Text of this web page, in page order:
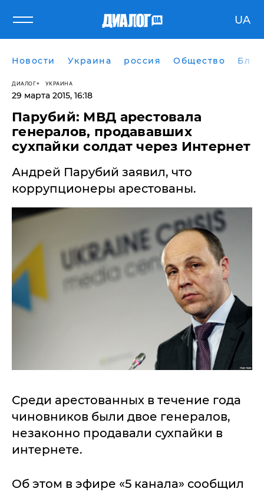
UA
Новости Украина россия Общество
ДИАЛОГ УКРАИНА
29 марта 2015, 16:18
Парубий: МВД арестовала
генералов, продававших
сухпайки солдат через Интернет
Андрей Парубий заявил, что
коррупционеры арестованы.
Среди арестованных в течение года
чиновников были двое генералов,
незаконно продавали сухпайки в
интернете.
Об этом в эфире «5 канала» сообщил